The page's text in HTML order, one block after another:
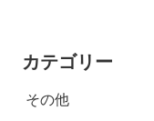
カテゴリー
その他